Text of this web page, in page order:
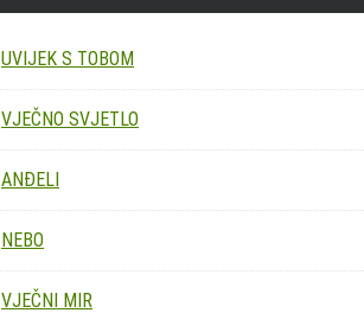
UVIJEK S TOBOM
VJEČNO SVJETLO
ANĐELI
NEBO
VJEČNI MIR